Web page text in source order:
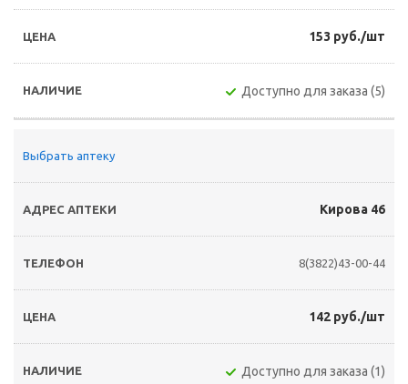
153 руб./шт
Доступно для заказа (5)
Выбрать аптеку
Кирова 46
8(3822)43-00-44
142 руб./шт
Доступно для заказа (1)